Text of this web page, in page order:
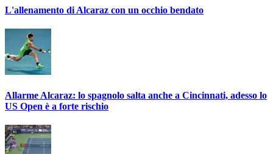
L'allenamento di Alcaraz con un occhio bendato
Allarme Alcaraz: lo spagnolo salta anche a Cincinnati, adesso lo
US Open è a forte rischio